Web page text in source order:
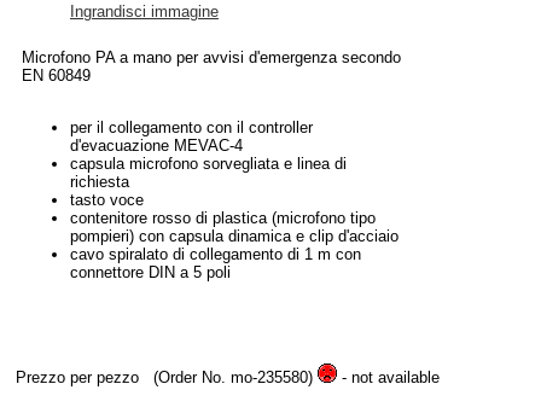
Ingrandisci immagine
Microfono PA a mano per avvisi d'emergenza secondo
EN 60849
per il collegamento con il controller
d'evacuazione MEVAC-4
capsula microfono sorvegliata e linea di
richiesta
tasto voce
contenitore rosso di plastica (microfono tipo
pompieri) con capsula dinamica e clip d'acciaio
cavo spiralato di collegamento di 1 m con
connettore DIN a 5 poli
Prezzo per pezzo (Order No. mo-235580) - not available